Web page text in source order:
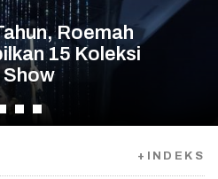
Roemah
15 Koleksi
Show
Indra
Penghargaan Di
Pemerintah
SUSKA RIAU
1444 H
Olahraga Bola
+INDEKS